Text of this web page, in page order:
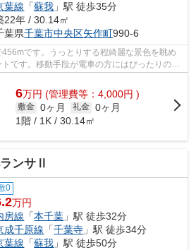
葉線 「蘇我 」駅 徒歩35分
22年 / 30.14㎡
葉県千葉市中央区矢作町990-6
です。うっとりする程綺麗な景色を眺め
です。移動手段が電車の方にはぴったりの3
青葉の杜...
6万円 (管理費等：4,000円 )
敷金 0ヶ月 礼金 0ヶ月
1階 / 1K / 30.14㎡
ンサⅡ
0
万円
房線 「本千葉 」駅 徒歩32分
成千原線 「千葉寺 」駅 徒歩34分
葉線 「蘇我 」駅 徒歩50分